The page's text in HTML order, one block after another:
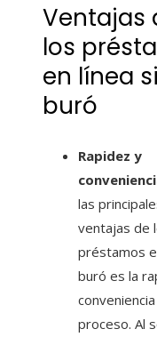
Ventajas
los
en línea
buró
Rapidez y
las
ventajas de
préstamos
buró es la
proceso. Al